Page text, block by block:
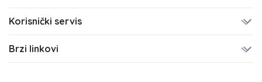
Korisnički servis
Brzi linkovi